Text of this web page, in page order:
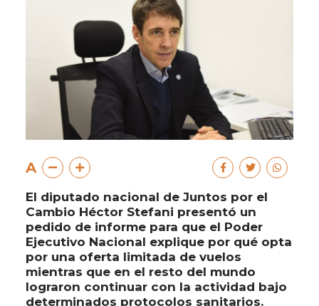
A
El diputado nacional de Juntos por el
Cambio Héctor Stefani presentó un
pedido de informe para que el Poder
Ejecutivo Nacional explique por qué opta
por una oferta limitada de vuelos
mientras que en el resto del mundo
lograron continuar con la actividad bajo
determinados protocolos sanitarios.